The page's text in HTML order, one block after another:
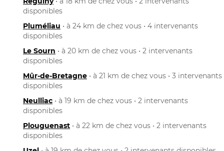
disponibles
Pluméliau • à 24 km de chez vous • 4 intervenants
disponibles
Le Sourn • à 20 km de chez vous • 2 intervenants
disponibles
Mûr-de-Bretagne • à 21 km de chez vous • 3 intervenants
disponibles
Neulliac • à 19 km de chez vous • 2 intervenants
disponibles
Plouguenast • à 22 km de chez vous • 2 intervenants
disponibles